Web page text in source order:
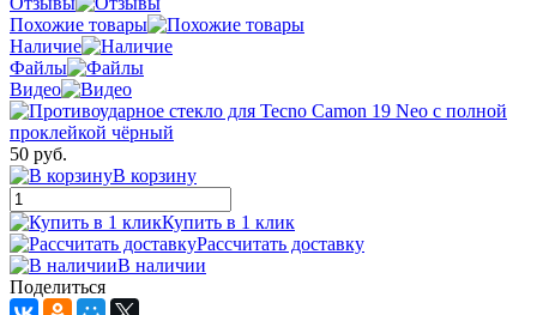
Похожие товары
Наличие
Файлы
Видео
50 руб.
В корзину
Купить в 1 клик
Рассчитать доставку
В наличии
Поделиться